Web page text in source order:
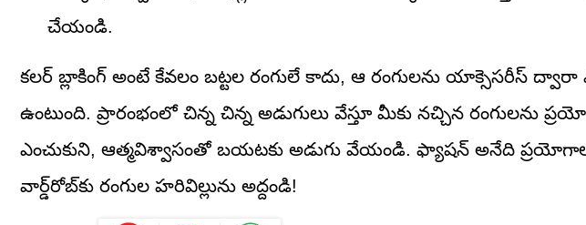
చేయండి.
కలర్ బ్లాకింగ్ అంటే కేవలం బట్టల రంగులే కాదు, ఆ రంగులను యాక్సెసరీస్
ఉంటుంది. ప్రారంభంలో చిన్న చిన్న అడుగులు వేస్తూ మీకు నచ్చిన రంగులను
ఎంచుకుని, ఆత్మవిశ్వాసంతో బయటకు అడుగు వేయండి. ఫ్యాషన్ అనేది
వార్డ్‌రోబ్‌కు రంగుల హరివిల్లును అద్దండి!